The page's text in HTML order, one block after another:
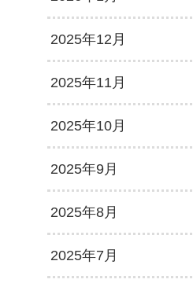
2025年12月
2025年11月
2025年10月
2025年9月
2025年8月
2025年7月